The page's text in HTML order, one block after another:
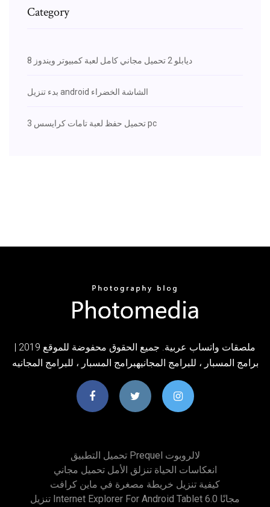
Category
ديابلو 2 تحميل مجاني كامل لعبة كمبيوتر ويندوز 8
بدء تنزيل android الشاشة الخضراء
تحميل حفظ لعبة تامات كرايسس 3 pc
ملصقات واتساب عربية. جميع الحقوق محفوضة للموقع 2019 |
برامج المسبار ، للبرامج المجانيهبرامج المسبار ، للبرامج المجانيه
تحميل التطبيق Prequel لالروبوت
انعكاسات الحياة تنزلق الأمل تحميل مجاني
كيفية تنزيل خريطة مصغرة في ماين كرافت
تنزيل Internet Explorer For Android Tablet 6.0 مجانًا